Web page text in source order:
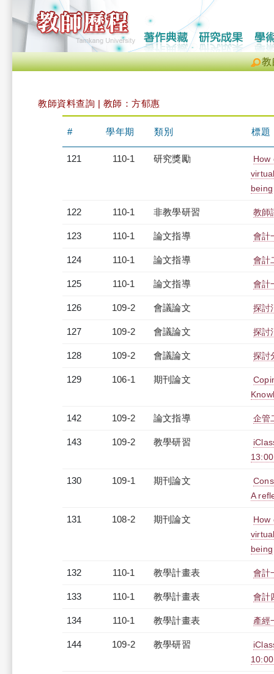
教
教師資料查詢 | 教師：方郁惠
# 學年期 類別 標題
121 110-1 研究獎勵
How
being
122 110-1 非教學研習 教師
123 110-1 論文指導 會計
124 110-1 論文指導 會計
125 110-1 論文指導 會計
126 109-2 會議論文 探討
127 109-2 會議論文 探討
128 109-2 會議論文 探討
129 106-1 期刊論文
142 109-2 論文指導 企管
143 109-2 教學研習
130 109-1 期刊論文
A
131 108-2 期刊論文
How
being
132 110-1 教學計畫表 會計
133 110-1 教學計畫表 會計
134 110-1 教學計畫表 產經
144 109-2 教學研習